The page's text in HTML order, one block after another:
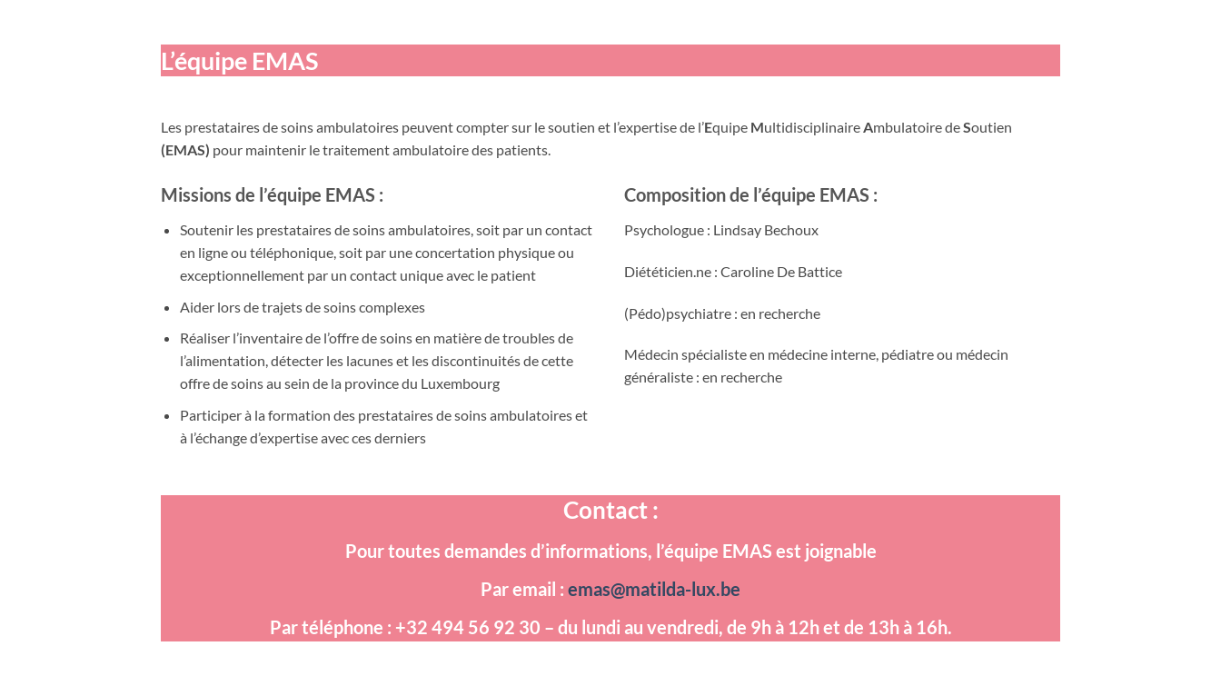
L’équipe EMAS
Les prestataires de soins ambulatoires peuvent compter sur le soutien et l’expertise de l’Equipe MultidisciplinaireAmbulatoire deSoutien
(EMAS) pour maintenir le traitement ambulatoire des patients.
Missions de l’équipe EMAS :
Soutenir les prestataires de soins ambulatoires, soit par un contact
en ligne ou téléphonique, soit par une concertation physique ou
exceptionnellement par un contact unique avec le patient
Aider lors de trajets de soins complexes
Réaliser l’inventaire de l’offre de soins en matière de troubles de
l’alimentation, détecter les lacunes et les discontinuités de cette
offre de soins au sein de la province du Luxembourg
Participer à la formation des prestataires de soins ambulatoires et
à l’échange d’expertise avec ces derniers
Composition de l’équipe EMAS :
Psychologue : Lindsay Bechoux
Diététicien.ne : Caroline De Battice
(Pédo)psychiatre : en recherche
Médecin spécialiste en médecine interne, pédiatre ou médecin
généraliste : en recherche
Contact :
Pour toutes demandes d’informations, l’équipe EMAS est joignable
Par email : emas@matilda-lux.be
Par téléphone : +32 494 56 92 30 – du lundi au vendredi, de 9h à 12h et de 13h à 16h.